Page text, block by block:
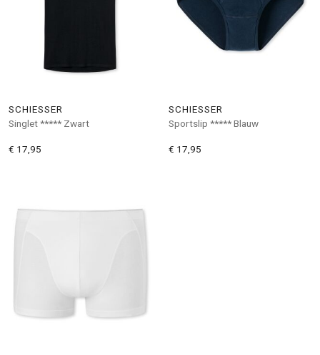
SCHIESSER
Singlet ***** Zwart
€ 17,95
SCHIESSER
Sportslip ***** Blauw
€ 17,95